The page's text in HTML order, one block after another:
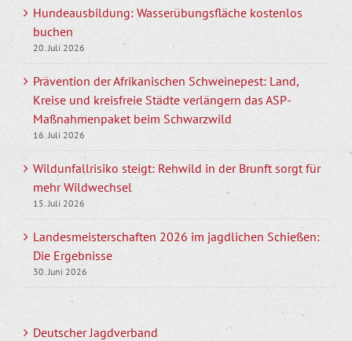
Hundeausbildung: Wasserübungsfläche kostenlos
buchen
20. Juli 2026
Prävention der Afrikanischen Schweinepest: Land,
Kreise und kreisfreie Städte verlängern das ASP-
Maßnahmenpaket beim Schwarzwild
16. Juli 2026
Wildunfallrisiko steigt: Rehwild in der Brunft sorgt für
mehr Wildwechsel
15. Juli 2026
Landesmeisterschaften 2026 im jagdlichen Schießen:
Die Ergebnisse
30. Juni 2026
Deutscher Jagdverband